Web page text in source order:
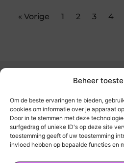
Beheer
Om de beste ervaringen te bieden,
cookies om informatie over je apparaat
Door in te stemmen met deze
surfgedrag of unieke ID's op deze site
toestemming geeft of uw toestemming
invloed hebben op bepaalde functies en
« Vorige 1 2 3 4
kickinsite.nl – Echt,
Een verzameling van